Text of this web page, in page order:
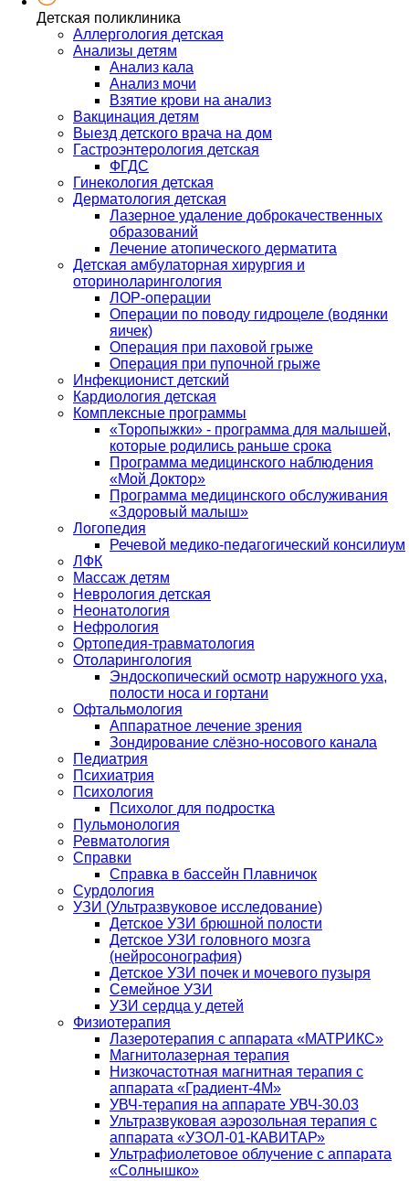
Детская поликлиника
Аллергология детская
Анализы детям
Анализ кала
Анализ мочи
Взятие крови на анализ
Вакцинация детям
Выезд детского врача на дом
Гастроэнтерология детская
ФГДС
Гинекология детская
Дерматология детская
Лазерное удаление доброкачественных
образований
Лечение атопического дерматита
Детская амбулаторная хирургия и
оториноларингология
ЛОР-операции
Операции по поводу гидроцеле (водянки
яичек)
Операция при паховой грыже
Операция при пупочной грыже
Инфекционист детский
Кардиология детская
Комплексные программы
«Торопыжки» - программа для малышей,
которые родились раньше срока
Программа медицинского наблюдения
«Мой Доктор»
Программа медицинского обслуживания
«Здоровый малыш»
Логопедия
Речевой медико-педагогический консилиум
ЛФК
Массаж детям
Неврология детская
Неонатология
Нефрология
Ортопедия-травматология
Отоларингология
Эндоскопический осмотр наружного уха,
полости носа и гортани
Офтальмология
Аппаратное лечение зрения
Зондирование слёзно-носового канала
Педиатрия
Психиатрия
Психология
Психолог для подростка
Пульмонология
Ревматология
Справки
Справка в бассейн Плавничок
Сурдология
УЗИ (Ультразвуковое исследование)
Детское УЗИ брюшной полости
Детское УЗИ головного мозга
(нейросонография)
Детское УЗИ почек и мочевого пузыря
Семейное УЗИ
УЗИ сердца у детей
Физиотерапия
Лазеротерапия с аппарата «МАТРИКС»
Магнитолазерная терапия
Низкочастотная магнитная терапия с
аппарата «Градиент-4М»
УВЧ-терапия на аппарате УВЧ-30.03
Ультразвуковая аэрозольная терапия с
аппарата «УЗОЛ-01-КАВИТАР»
Ультрафиолетовое облучение с аппарата
«Солнышко»